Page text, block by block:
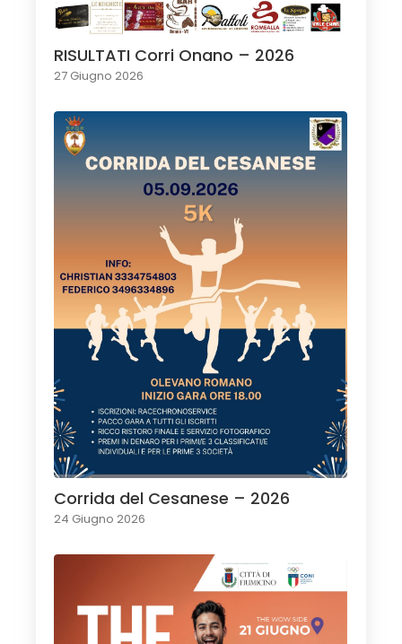
RISULTATI Corri Onano – 2026
27 Giugno 2026
Corrida del Cesanese – 2026
24 Giugno 2026